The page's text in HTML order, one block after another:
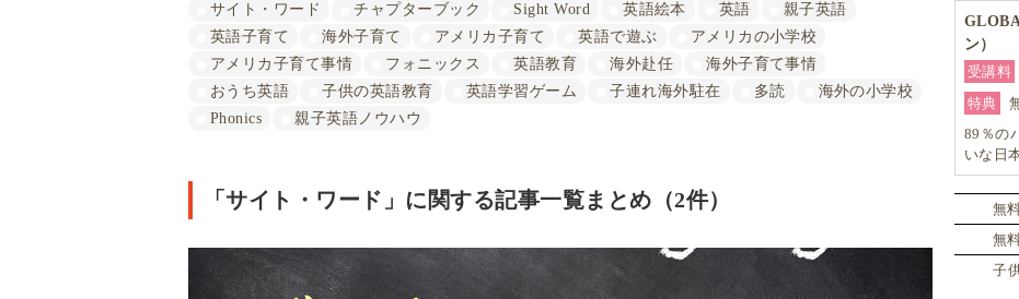
サイト・ワード チャプターブック Sight Word 英語絵本 英語
親子英語
英語子育て
海外子育て アメリカ子育て 英語で遊ぶ
アメリカの小学校
アメリカ子育て事情
フォニックス 英語教育 海外赴任
海外子育て事情
おうち英語
子供の英語教育 英語学習ゲーム 子連れ海外駐在 多読
海外の小学校
Phonics
親子英語ノウハウ
「サイト・ワード」に関する記事一覧まとめ（2件）
ン）
受講料
特典
89％の
いな日
から学
無
無
子